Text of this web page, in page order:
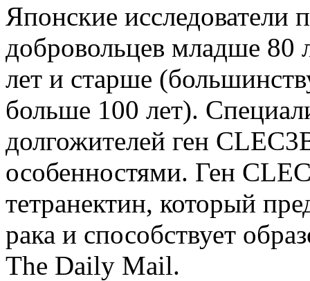
Японские исследователи
добровольцев младше 80
лет и старше
больше 100 лет).
долгожителей ген
особенностями. Ген
тетранектин, который
рака и способствует
The Daily Mail.